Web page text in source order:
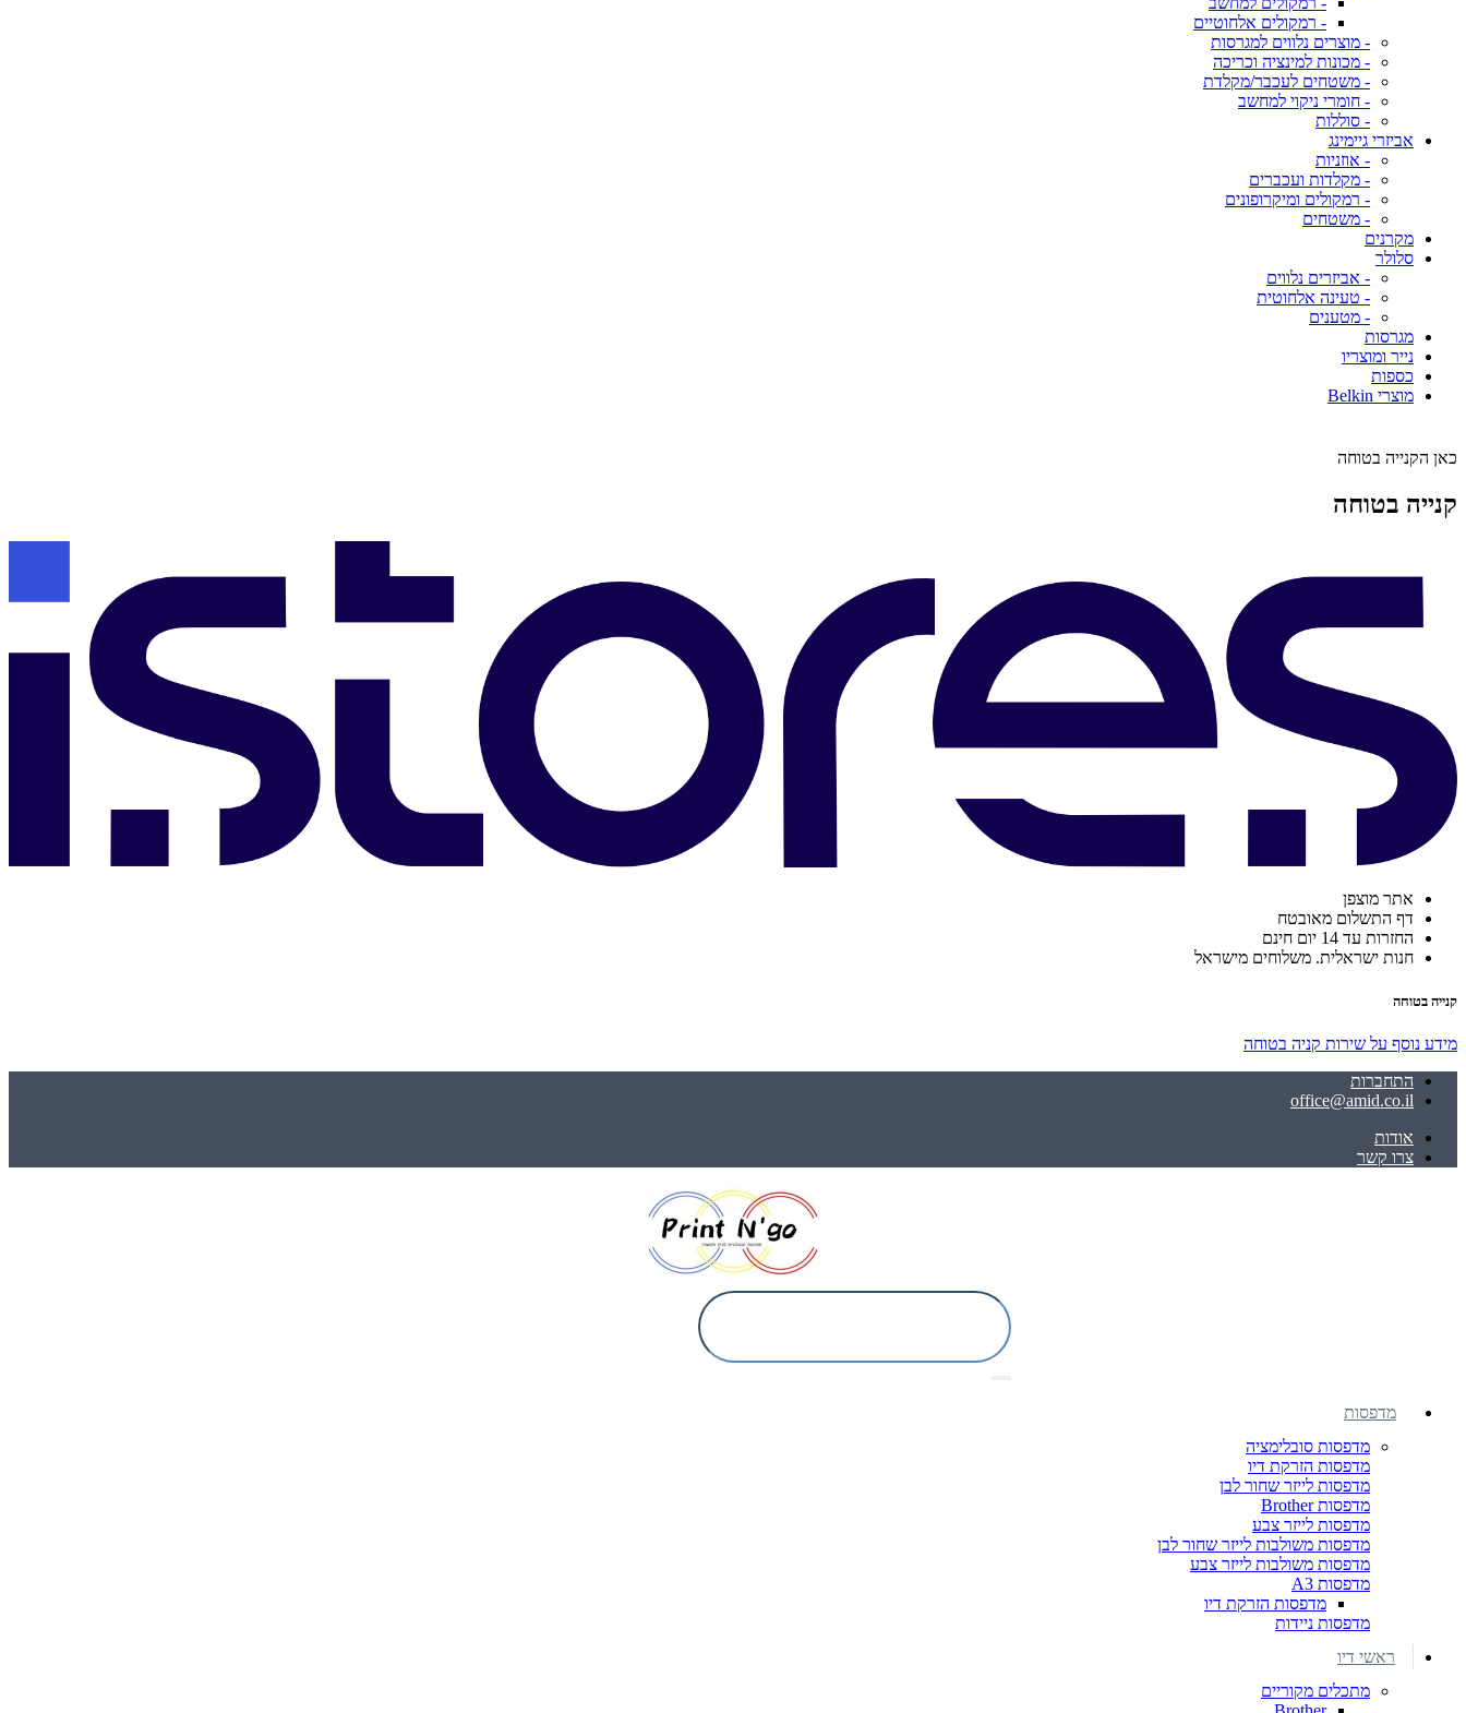
- רמקולים אלחוטיים
- מוצרים נלווים למגרסות
- מכונות למינציה וכריכה
- משטחים לעכבר/מקלדת
- חומרי ניקוי למחשב
- סוללות
אביזרי גיימינג
- אוזניות
- מקלדות ועכברים
- רמקולים ומיקרופונים
- משטחים
מקרנים
סלולר
- אביזרים נלווים
- טעינה אלחוטית
- מטענים
מגרסות
נייר ומוצריו
כספות
מוצרי Belkin
כאן הקנייה בטוחה
קנייה בטוחה
אתר מוצפן
דף התשלום מאובטח
החזרות עד 14 יום חינם
חנות ישראלית. משלוחים מישראל
קנייה בטוחה
מידע נוסף על שירות קניה בטוחה
התחברות
office@amid.co.il
אודות
צרו קשר
מדפסות
מדפסות סובלימציה
מדפסות הזרקת דיו
מדפסות לייזר שחור לבן
מדפסות Brother
מדפסות לייזר צבע
מדפסות משולבות לייזר שחור לבן
מדפסות משולבות לייזר צבע
מדפסות A3
מדפסות הזרקת דיו
מדפסות ניידות
ראשי דיו
מתכלים מקוריים